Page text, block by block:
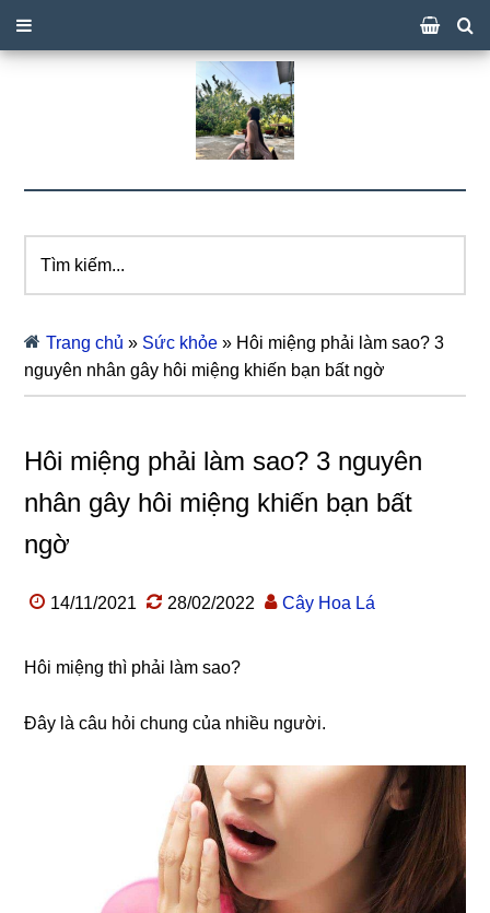
kiếm...
Trang chủ » Sức khỏe » Hôi miệng phải làm sao? 3
nguyên nhân gây hôi miệng khiến bạn bất ngờ
Hôi miệng phải làm sao? 3 nguyên
nhân gây hôi miệng khiến bạn bất
ngờ
14/11/2021 28/02/2022 Cây Hoa Lá
Hôi miệng thì phải làm sao?
Đây là câu hỏi chung của nhiều người.